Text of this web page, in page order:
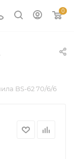
0
BS-62 70/6/6